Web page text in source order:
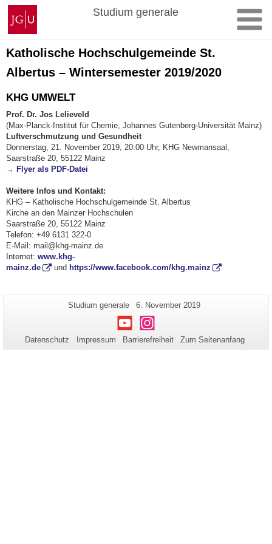
Zum
Inhalt
springen
Johannes
Gutenberg-
Universität
Mainz
Studium generale
Katholische Hochschulgemeinde St.
Albertus – Wintersemester 2019/2020
KHG UMWELT
Prof. Dr. Jos Lelieveld
(Max-Planck-Institut für Chemie, Johannes Gutenberg-Universität Mainz)
Luftverschmutzung und Gesundheit
Donnerstag, 21. November 2019, 20:00 Uhr, KHG Newmansaal,
Saarstraße 20, 55122 Mainz
→ Flyer als PDF-Datei
Weitere Infos und Kontakt:
KHG – Katholische Hochschulgemeinde St. Albertus
Kirche an den Mainzer Hochschulen
Saarstraße 20, 55122 Mainz
Telefon: +49 6131 322-0
E-Mail: mail@khg-mainz.de
Internet: www.khg-
mainz.de
und https://www.facebook.com/khg.mainz
Zusätzliche
Informationen
zu
dieser
Seiten-
Studium generale
Letzte
Aktualisierung:
6. November 2019
YoutubeInstagram
Datenschutz Impressum Barrierefreiheit Zum Seitenanfang